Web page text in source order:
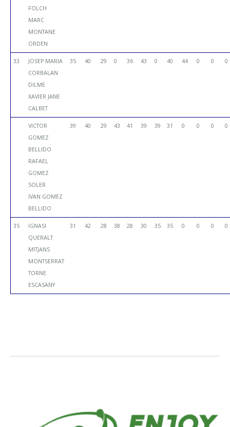
FOLCH
MARC
MONTANE
ORDEN
33
JOSEP MARIA
CORBALAN
DILME
XAVIER JANE
CALBET
35 40 29 0 36 43 0 40 44 0 0 0
VICTOR
GOMEZ
BELLIDO
RAFAEL
GOMEZ
SOLER
IVAN GOMEZ
BELLIDO
39 40 29 43 41 39 39 31 0 0 0 0
35
IGNASI
QUERALT
MITJANS
MONTSERRAT
TORNE
ESCASANY
31 42 28 38 28 30 35 35 0 0 0 0